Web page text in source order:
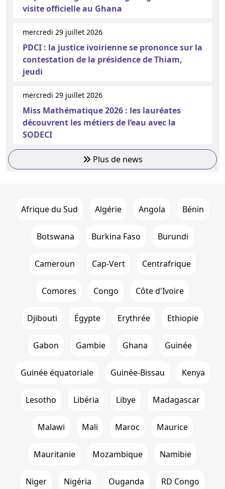
visite officielle au Ghana
mercredi 29 juillet 2026
PDCI : la justice ivoirienne se prononce sur la
contestation de la présidence de Thiam,
jeudi
mercredi 29 juillet 2026
Miss Mathématique 2026 : les lauréates
découvrent les métiers de l’eau avec la
SODECI
Plus de news
Afrique du Sud Algérie Angola Bénin
Botswana Burkina Faso Burundi
Cameroun Cap-Vert Centrafrique
Comores Congo Côte d'Ivoire
Djibouti Égypte Erythrée Ethiopie
Gabon Gambie Ghana Guinée
Guinée équatoriale Guinée-Bissau Kenya
Lesotho Libéria Libye Madagascar
Malawi Mali Maroc Maurice
Mauritanie Mozambique Namibie
Niger Nigéria Ouganda RD Congo